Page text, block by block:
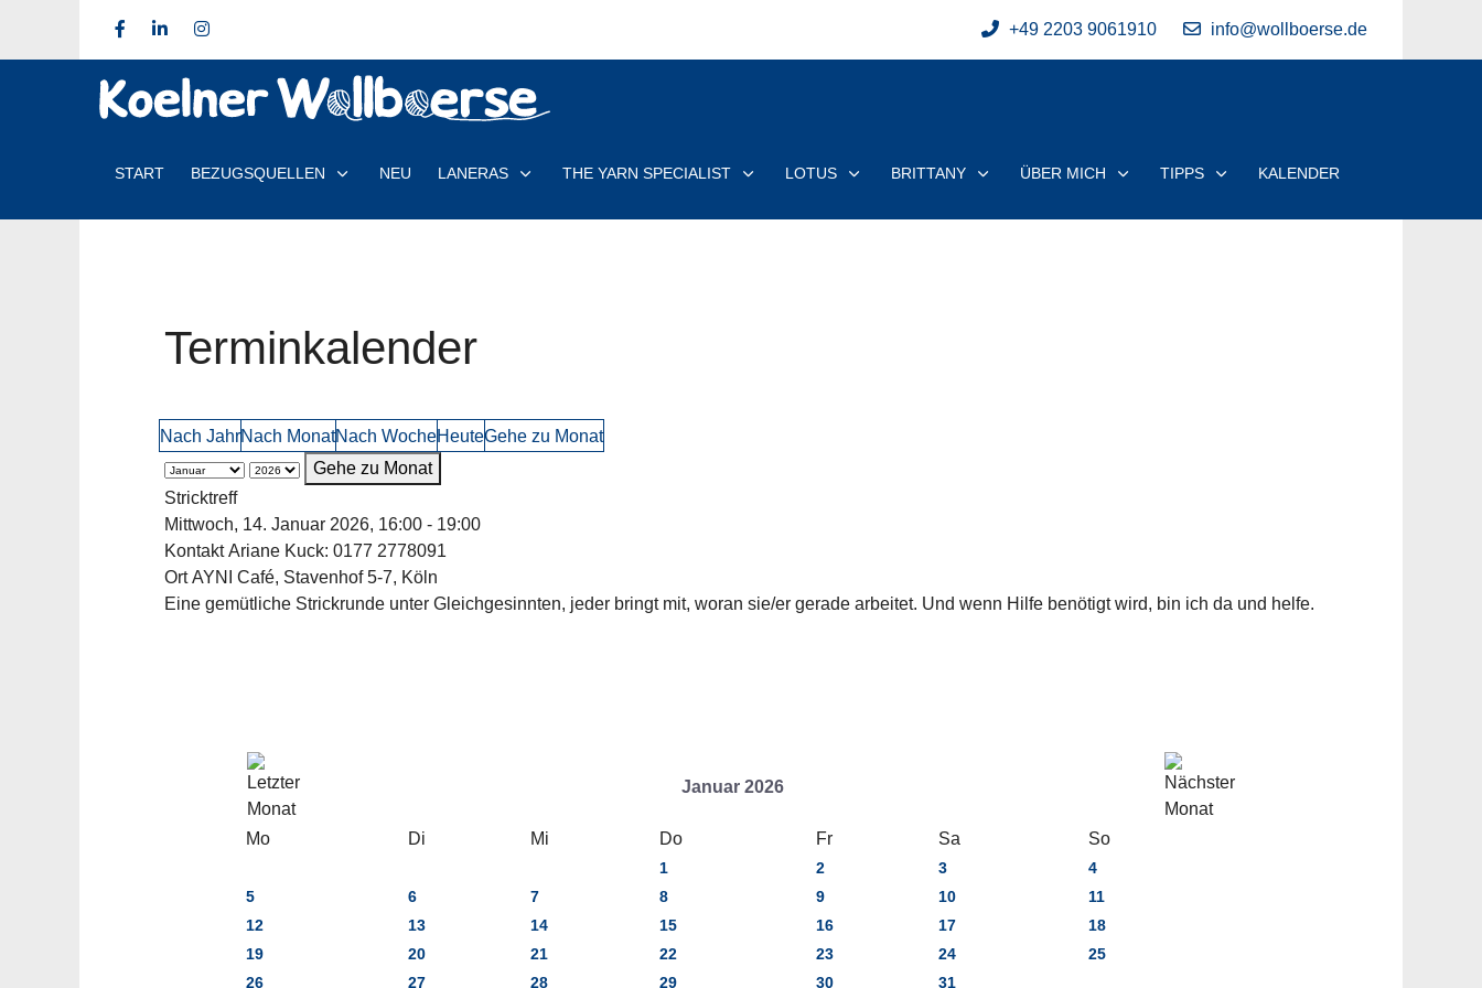
+49 2203 9061910 info@wollboerse.de
START BEZUGSQUELLEN NEU LANERAS THE YARN SPECIALIST LOTUS BRITTANY ÜBER MICH TIPPS KALENDER
Terminkalender
Nach JahrNach MonatNach WocheHeuteGehe zu Monat
Gehe zu Monat
Stricktreff
Mittwoch, 14. Januar 2026, 16:00 - 19:00
KontaktAriane Kuck: 0177 2778091
OrtAYNI Café, Stavenhof 5-7, Köln
Eine gemütliche Strickrunde unter Gleichgesinnten, jeder bringt mit, woran sie/er gerade arbeitet. Und wenn Hilfe benötigt wird, bin ich da und helfe.
Januar 2026
Mo Di Mi Do Fr Sa So
1 2 3
4
5
6 7 8 9 10
11
12
13 14 15 16 17
18
19
20 21 22 23 24
25
26
27 28 29 30 31